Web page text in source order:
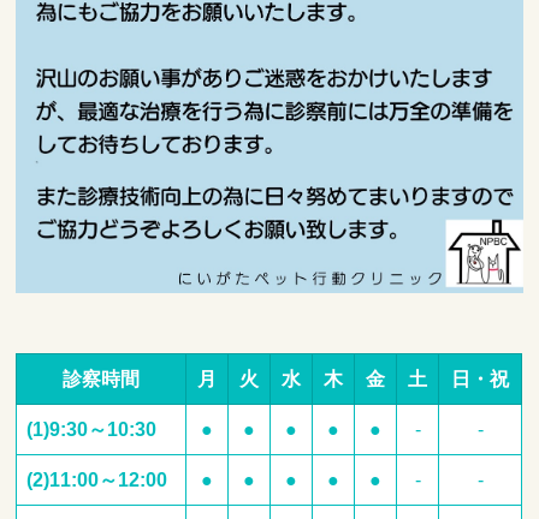
診察時間 月 火 水 木 金 土 日・祝
(1)9:30～10:30 ● ● ● ● ● - -
(2)11:00～12:00 ● ● ● ● ● - -